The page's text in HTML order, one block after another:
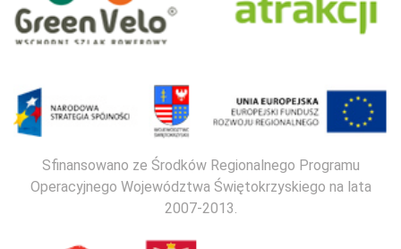
Sfinansowano ze Środków Regionalnego Programu
Operacyjnego Województwa Świętokrzyskiego na lata
2007-2013.